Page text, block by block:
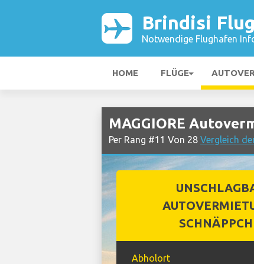
Brindisi
Notwendige Flughafen
HOME FLÜGE
MAGGIORE
Per Rang #11 Von 28 Vergleich
Abholort